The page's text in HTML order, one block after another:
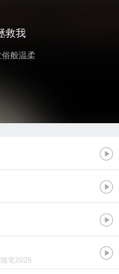
救我
般温柔
笔2026